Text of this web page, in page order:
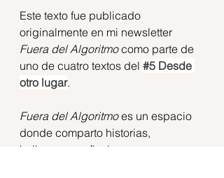
Este texto fue publicado
originalmente en mi newsletter
Fuera del Algoritmo como parte de
uno de cuatro textos del #5 Desde
otro lugar.
Fuera del Algoritmo es un espacio
donde comparto historias,
hallazgos y reflexiones que